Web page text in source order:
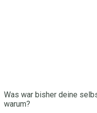
Was war bisher deine
warum?